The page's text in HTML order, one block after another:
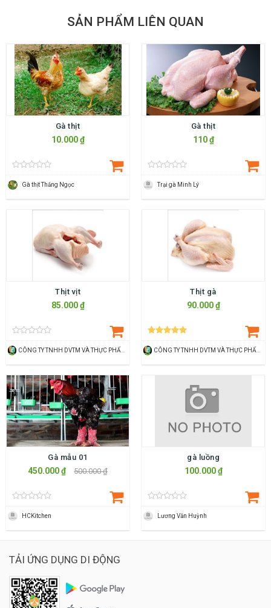
SẢN PHẨM LIÊN QUAN
Gà thịt
10.000 ₫
Gà thịt Thắng Ngọc
Gà thịt
110 ₫
Trại gà Minh Lý
Thịt vịt
85.000 ₫
Thịt gà
90.000 ₫
Gà mẫu 01
450.000 ₫ 500.000 ₫
HCKitchen
gà luồng
100.000 ₫
Lương Văn Huỳnh
TẢI ỨNG DỤNG DI ĐỘNG